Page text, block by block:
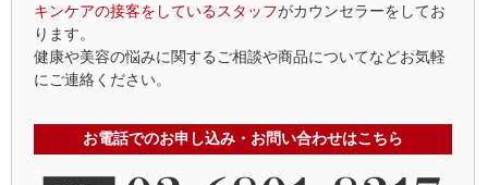
キンケアの接客をしているスタッフがカウンセラーをしてお
ります。
健康や美容の悩みに関するご相談や商品についてなどお気軽
にご連絡ください。
お電話でのお申し込み・お問い合わせはこちら